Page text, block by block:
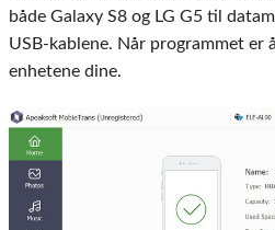
både Galaxy S8 og LG G5 til
USB-kablene. Når programmet er
enhetene dine.